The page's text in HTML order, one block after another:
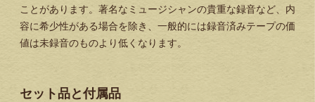
ことがあります。著名なミュージシャンの貴重な録音など、内
容に希少性がある場合を除き、一般的には録音済みテープの価
値は未録音のものより低くなります。
セット品と付属品